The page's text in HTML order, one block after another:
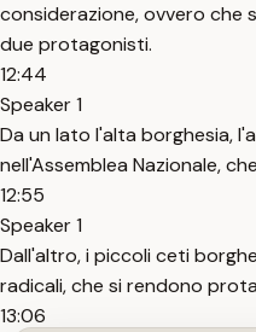
considerazione, ovvero che
due protagonisti.
12:44
Speaker 1
Da un lato l'alta borghesia,
nell'Assemblea Nazionale,
12:55
Speaker 1
Dall'altro, i piccoli ceti
radicali, che si rendono
13:06